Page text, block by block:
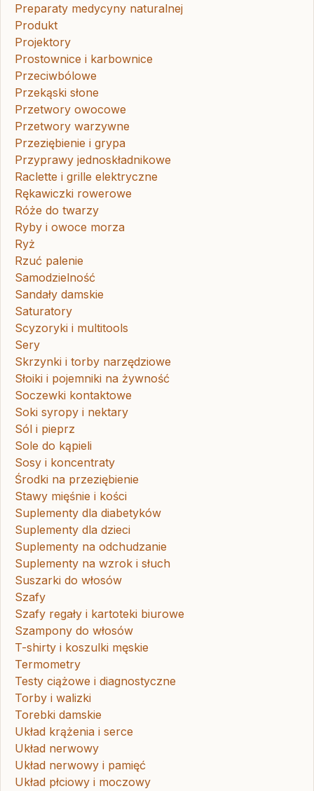
Preparaty medycyny naturalnej
Produkt
Projektory
Prostownice i karbownice
Przeciwbólowe
Przekąski słone
Przetwory owocowe
Przetwory warzywne
Przeziębienie i grypa
Przyprawy jednoskładnikowe
Raclette i grille elektryczne
Rękawiczki rowerowe
Róże do twarzy
Ryby i owoce morza
Ryż
Rzuć palenie
Samodzielność
Sandały damskie
Saturatory
Scyzoryki i multitools
Sery
Skrzynki i torby narzędziowe
Słoiki i pojemniki na żywność
Soczewki kontaktowe
Soki syropy i nektary
Sól i pieprz
Sole do kąpieli
Sosy i koncentraty
Środki na przeziębienie
Stawy mięśnie i kości
Suplementy dla diabetyków
Suplementy dla dzieci
Suplementy na odchudzanie
Suplementy na wzrok i słuch
Suszarki do włosów
Szafy
Szafy regały i kartoteki biurowe
Szampony do włosów
T-shirty i koszulki męskie
Termometry
Testy ciążowe i diagnostyczne
Torby i walizki
Torebki damskie
Układ krążenia i serce
Układ nerwowy
Układ nerwowy i pamięć
Układ płciowy i moczowy